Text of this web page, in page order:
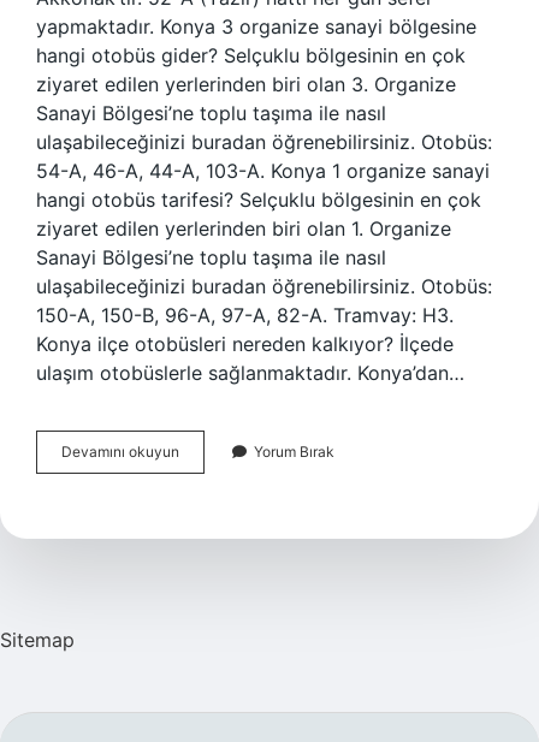
yapmaktadır. Konya 3 organize sanayi bölgesine
hangi otobüs gider? Selçuklu bölgesinin en çok
ziyaret edilen yerlerinden biri olan 3. Organize
Sanayi Bölgesi’ne toplu taşıma ile nasıl
ulaşabileceğinizi buradan öğrenebilirsiniz. Otobüs:
54-A, 46-A, 44-A, 103-A. Konya 1 organize sanayi
hangi otobüs tarifesi? Selçuklu bölgesinin en çok
ziyaret edilen yerlerinden biri olan 1. Organize
Sanayi Bölgesi’ne toplu taşıma ile nasıl
ulaşabileceğinizi buradan öğrenebilirsiniz. Otobüs:
150-A, 150-B, 96-A, 97-A, 82-A. Tramvay: H3.
Konya ilçe otobüsleri nereden kalkıyor? İlçede
ulaşım otobüslerle sağlanmaktadır. Konya’dan…
Devamını okuyun
Eski
Otobüs
Yorum Bırak
Sitemap